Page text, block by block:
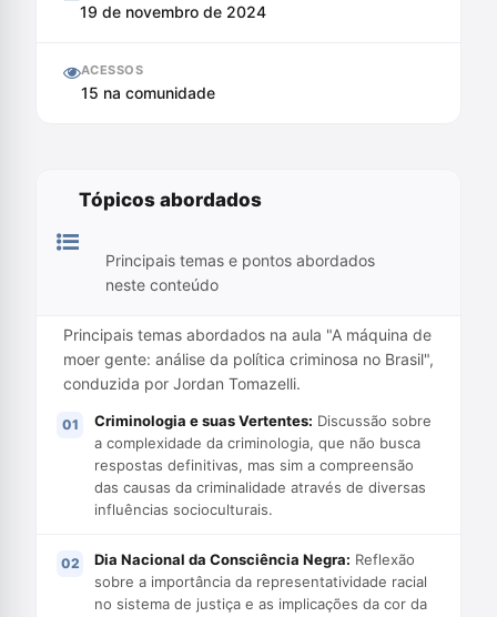
19 de novembro de 2024
ACESSOS
15 na comunidade
Tópicos abordados
Principais temas e pontos abordados
neste conteúdo
Principais temas abordados na aula "A máquina de
moer gente: análise da política criminosa no Brasil",
conduzida por Jordan Tomazelli.
Criminologia e suas Vertentes: Discussão sobre
a complexidade da criminologia, que não busca
respostas definitivas, mas sim a compreensão
das causas da criminalidade através de diversas
influências socioculturais.
Dia Nacional da Consciência Negra: Reflexão
sobre a importância da representatividade racial
no sistema de justiça e as implicações da cor da